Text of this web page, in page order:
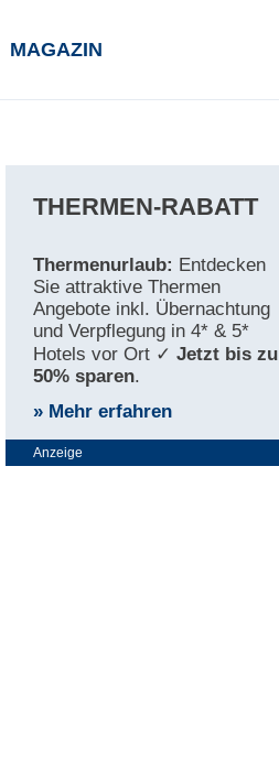
MAGAZIN
THERMEN-RABATT
Thermenurlaub: Entdecken
Sie attraktive Thermen
Angebote inkl. Übernachtung
und Verpflegung in 4* & 5*
Hotels vor Ort ✓ Jetzt bis zu
50% sparen.
» Mehr erfahren
Anzeige